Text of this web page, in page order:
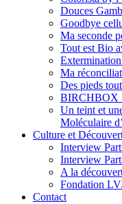
Douces
Goodbye
Ma seconde
Tout est Bio
Ma
Des pieds
BIRCHBOX
Un teint et
Moléculaire
Culture et
Interview
Interview
A la
Fondation
Contact